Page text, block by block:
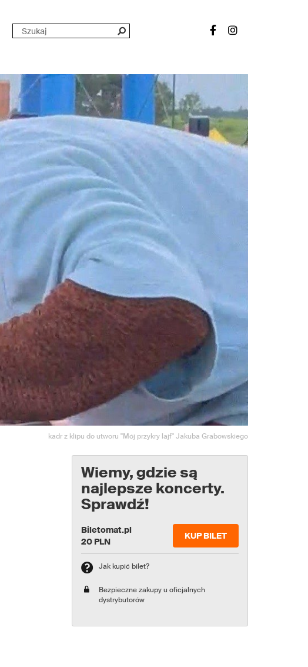
kadr z klipu do utworu "Mój przykry lajf" Jakuba Grabowskiego
Wiemy, gdzie są
najlepsze koncerty.
Sprawdź!
Biletomat.pl
20 PLN
KUP BILET
Jak kupić bilet?
Bezpieczne zakupy u oficjalnych
dystrybutorów